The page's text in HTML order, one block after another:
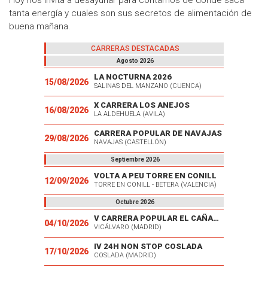
tanta energía y cuales son sus secretos de alimentación de
buena mañana.
CARRERAS DESTACADAS
Agosto 2026
15/08/2026
LA NOCTURNA 2026
SALINAS DEL MANZANO (CUENCA)
16/08/2026
X CARRERA LOS ANEJOS
LA ALDEHUELA (AVILA)
29/08/2026
CARRERA POPULAR DE NAVAJAS
NAVAJAS (CASTELLÓN)
Septiembre 2026
12/09/2026
VOLTA A PEU TORRE EN CONILL
TORRE EN CONILL - BETERA (VALENCIA)
Octubre 2026
04/10/2026
V CARRERA POPULAR EL CAÑAVERAL
VICÁLVARO (MADRID)
17/10/2026
IV 24H NON STOP COSLADA
COSLADA (MADRID)